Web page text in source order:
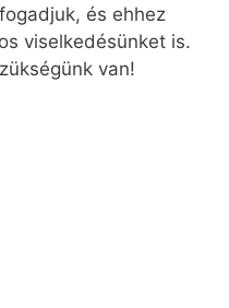
és ehhez
viselkedésünket is.
van!